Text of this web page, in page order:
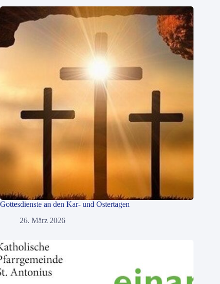
Gottesdienste an den Kar- und Ostertagen
26. März 2026